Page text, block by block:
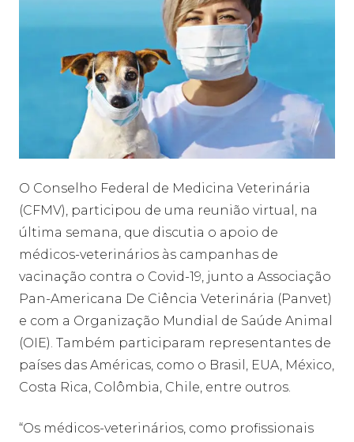
O Conselho Federal de Medicina Veterinária
(CFMV), participou de uma reunião virtual, na
última semana, que discutia o apoio de
médicos-veterinários às campanhas de
vacinação contra o Covid-19, junto a Associação
Pan-Americana De Ciência Veterinária (Panvet)
e com a Organização Mundial de Saúde Animal
(OIE). Também participaram representantes de
países das Américas, como o Brasil, EUA, México,
Costa Rica, Colômbia, Chile, entre outros.
“Os médicos-veterinários, como profissionais